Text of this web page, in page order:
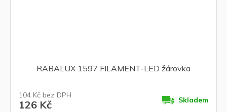
RABALUX 1597 FILAMENT-LED žárovka
104 Kč bez DPH
126 Kč Skladem